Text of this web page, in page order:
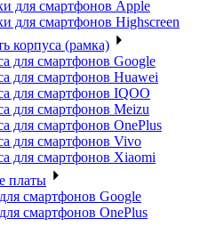
для смартфонов Apple
для смартфонов Highscreen
корпуса (рамка)
для смартфонов Google
для смартфонов Huawei
для смартфонов IQOO
для смартфонов Meizu
для смартфонов OnePlus
для смартфонов Vivo
для смартфонов Xiaomi
платы
смартфонов Google
смартфонов OnePlus